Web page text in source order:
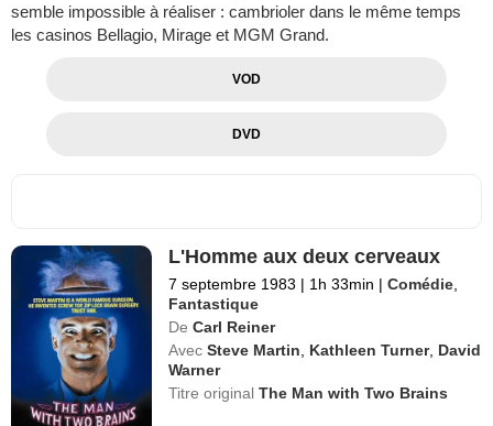
semble impossible à réaliser : cambrioler dans le même temps
les casinos Bellagio, Mirage et MGM Grand.
VOD
DVD
L'Homme aux deux cerveaux
7 septembre 1983 | 1h 33min | Comédie
Fantastique
De Carl Reiner
Avec Steve Martin Kathleen Turner, David
Warner
Titre originalThe Man with Two Brains